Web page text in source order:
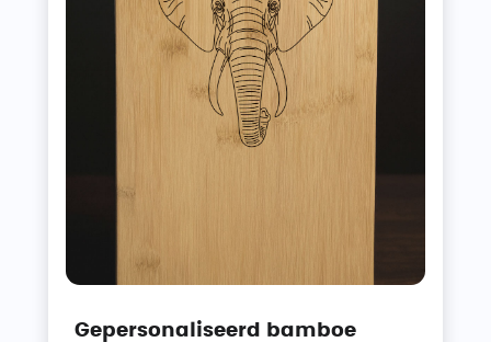
Gepersonaliseerd bamboe